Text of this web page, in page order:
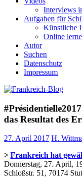
Interviews
Aufgaben für
Künstliche
Online
Autor
Suchen
Datenschutz
Impressum
das Resultat des
27. April 2017 H.
> Frankreich hat
Donnerstag, 27. April,
Schloßstr. 51, 70174